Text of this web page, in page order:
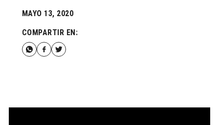
MAYO 13, 2020
COMPARTIR EN: